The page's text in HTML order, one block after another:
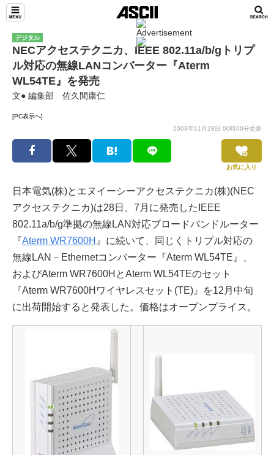
デジタル
NECアクセステクニカ、IEEE 802.11a/b/gトリプ
ル対応の無線LANコンバーター『Aterm
WL54TE』を発売
文● 編集部 佐久間康仁
[PC表示へ]
2003年11月28日 00時00分更新
お気に入り
日本電気(株)とエヌイーシーアクセステクニカ(株)(NEC
アクセステクニカ)は28日、7月に発売したIEEE
802.11a/b/g準拠の無線LAN対応ブロードバンドルーター
『Aterm WR7600H 』に続いて、同じくトリプル対応の
無線LAN－Ethernetコンバーター『Aterm WL54TE』、
およびAterm WR7600HとAterm WL54TEのセット
『Aterm WR7600Hワイヤレスセット(TE)』を12月中旬
に出荷開始すると発表した。価格はオープンプライス。